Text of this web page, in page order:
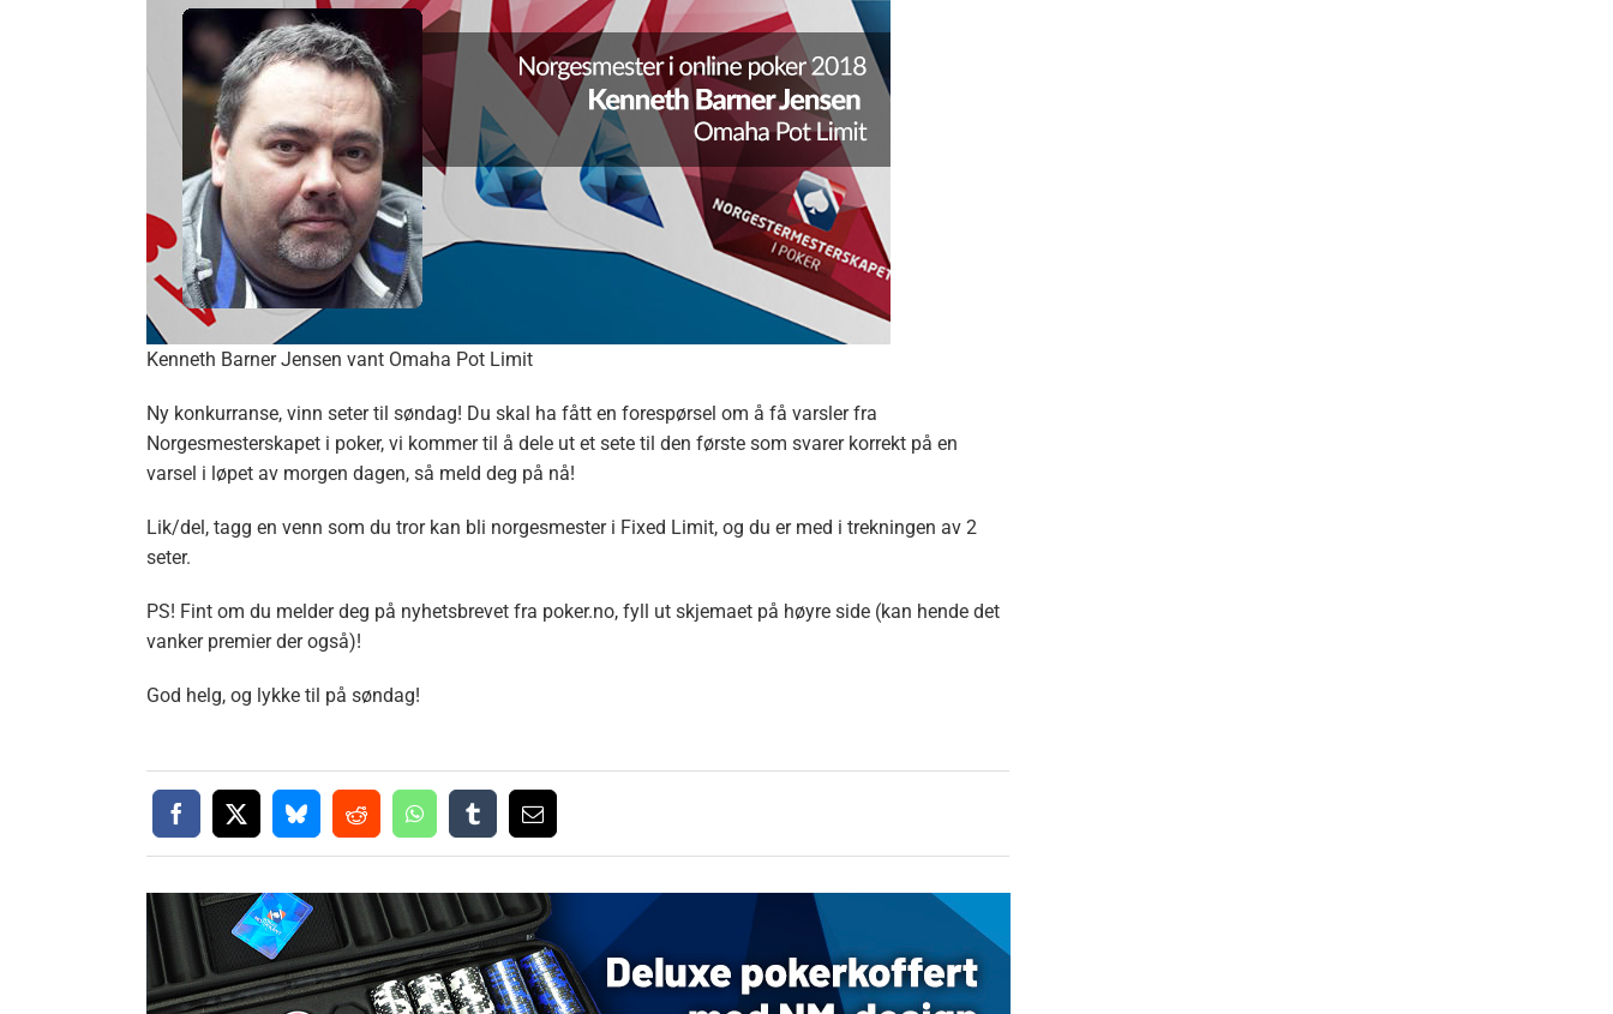
Kenneth Barner Jensen vant Omaha Pot Limit
Ny konkurranse, vinn seter til søndag! Du skal ha fått en forespørsel om å få varsler fra
Norgesmesterskapet i poker, vi kommer til å dele ut et sete til den første som svarer korrekt på en
varsel i løpet av morgen dagen, så meld deg på nå!
Lik/del, tagg en venn som du tror kan bli norgesmester i Fixed Limit, og du er med i trekningen av 2
seter.
PS! Fint om du melder deg på nyhetsbrevet fra poker.no, fyll ut skjemaet på høyre side (kan hende det
vanker premier der også)!
God helg, og lykke til på søndag!